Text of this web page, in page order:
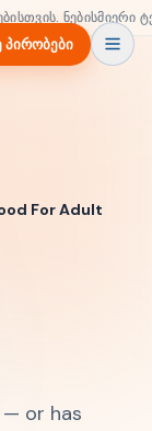
ნებისმიერი
პირობები
For Adult
— or has